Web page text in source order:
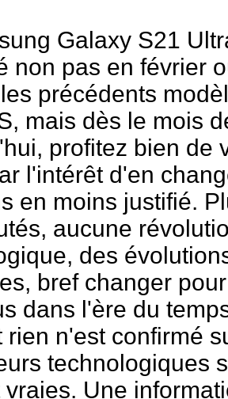
Galaxy S21
non pas en février
précédents
mais dès le mois
profitez bien de
l'intérêt d'en
en moins justifié.
aucune
des
bref changer
dans l'ère du
rien n'est confirmé
technologiques
vraies. Une